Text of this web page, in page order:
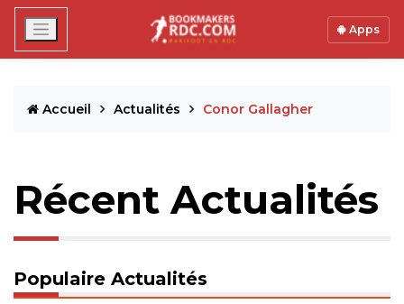
Apps
Accueil Actualités Conor Gallagher
Récent Actualités
Populaire Actualités